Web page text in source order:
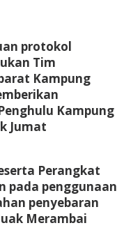
protokol
Tim
Kampung
Kampung
Jumat
Perangkat
pada penggunaan
penyebaran
Merambai